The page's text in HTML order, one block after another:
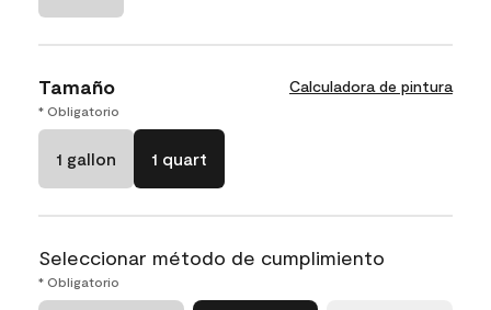
Tamaño Calculadora de pintura
* Obligatorio
1 gallon 1 quart
Seleccionar método de cumplimiento
* Obligatorio